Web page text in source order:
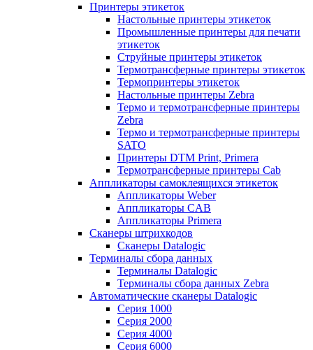
Принтеры этикеток
Настольные принтеры этикеток
Промышленные принтеры для печати
этикеток
Струйные принтеры этикеток
Термотрансферные принтеры этикеток
Термопринтеры этикеток
Настольные принтеры Zebra
Термо и термотрансферные принтеры
Zebra
Термо и термотрансферные принтеры
SATO
Принтеры DTM Print, Primera
Термотрансферные принтеры Cab
Аппликаторы самоклеящихся этикеток
Аппликаторы Weber
Аппликаторы CAB
Аппликаторы Primera
Сканеры штрихкодов
Сканеры Datalogic
Терминалы сбора данных
Терминалы Datalogic
Терминалы сбора данных Zebra
Автоматические сканеры Datalogic
Серия 1000
Серия 2000
Серия 4000
Серия 6000